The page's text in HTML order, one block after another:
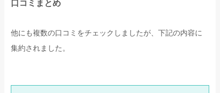
口コミまとめ
他にも複数の口コミをチェックしましたが、下記の内容に
集約されました。